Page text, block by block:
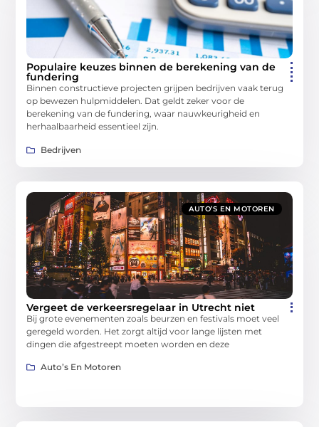
Populaire keuzes binnen de berekening van de
fundering
Binnen constructieve projecten grijpen bedrijven vaak terug
op bewezen hulpmiddelen. Dat geldt zeker voor de
berekening van de fundering, waar nauwkeurigheid en
herhaalbaarheid essentieel zijn.
Bedrijven
AUTO’S EN MOTOREN
Vergeet de verkeersregelaar in Utrecht niet
Bij grote evenementen zoals beurzen en festivals moet veel
geregeld worden. Het zorgt altijd voor lange lijsten met
dingen die afgestreept moeten worden en deze
Auto’s En Motoren